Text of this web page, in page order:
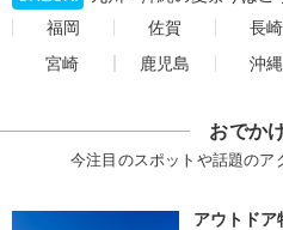
福岡
佐賀 長崎
宮崎
鹿児島 沖縄
おでか
今注目のスポットや話題のア
アウトドア